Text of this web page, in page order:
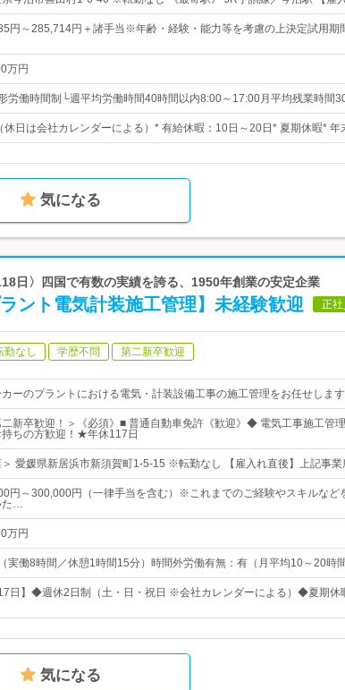
円～285,714円＋諸手当※年齢・経験・能力等を考慮の上決定試用期
万円
労働時間制└週平均労働時間40時間以内8:00～17:00月平均残業時間
休日は会社カレンダーによる）* 有給休暇：10日～20日* 夏期休暇*
気になる
日〉四国で有数の実績を誇る、1950年創業の安定企業
ント電気計装施工管理】未経験歓迎 正社
勤なし 学歴不問 第二新卒歓迎
ーのプラントにおける電気・計装設備工事の施工管理をお任せします
二新卒歓迎！＞《必須》■ 普通自動車免許《歓迎》◆ 電気工事施工管
ちの方歓迎！★年休117日
＞ 愛媛県新居浜市新須賀町1-5-15 ※転勤なし 【雇入れ直後】上記事
円～300,000円（一律手当を含む）※これまでのご経験やスキルなど
た…
万円
実働8時間／休憩1時間15分）時間外労働有無：有（月平均10～20時
日】◆週休2日制（土・日・祝日 ※会社カレンダーによる）◆夏期
気になる